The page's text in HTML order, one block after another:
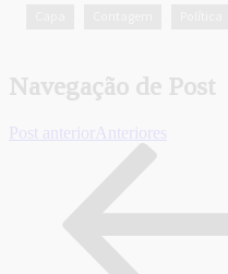
Navegação de Post
Post anterior Anteriores